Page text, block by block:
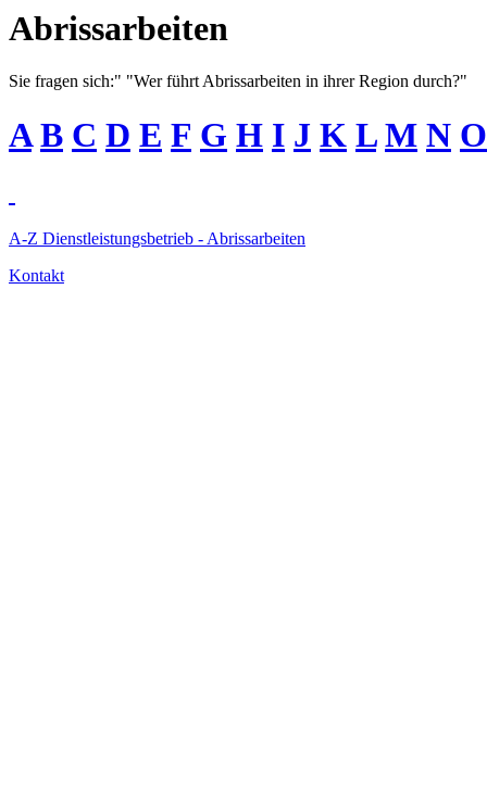
Abrissarbeiten
Sie fragen sich:" "Wer führt Abrissarbeiten in ihrer Region durch?"
A B C D E F G H I J K L M N O
A-Z Dienstleistungsbetrieb - Abrissarbeiten
Kontakt